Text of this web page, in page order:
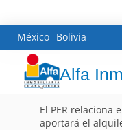
México Bolivia
Alfa
El PER relaciona
aportará el